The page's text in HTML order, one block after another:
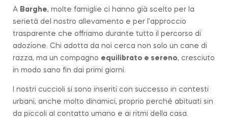
A Barghe, molte famiglie ci hanno già scelto per la
serietà del nostro allevamento e per l’approccio
trasparente che offriamo durante tutto il percorso di
adozione. Chi adotta da noi cerca non solo un cane di
razza, ma un compagno equilibrato e sereno, cresciuto
in modo sano fin dai primi giorni.
I nostri cuccioli si sono inseriti con successo in contesti
urbani, anche molto dinamici, proprio perché abituati sin
da piccoli al contatto umano e ai ritmi della casa.